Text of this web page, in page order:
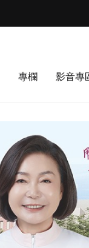
專欄 影音專